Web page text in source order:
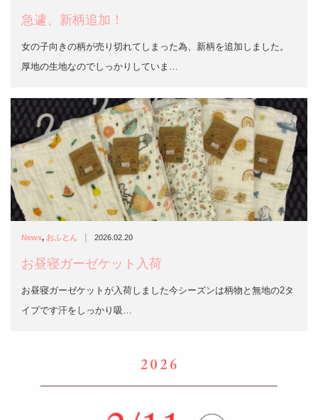
急遽、新柄追加！
女の子向きの柄が売り切れてしまった為、新柄を追加しました。
厚地の生地なのでしっかりしていま…
News, おふとん | 2026.02.20
お昼寝ガーゼケット入荷
お昼寝ガーゼケットが入荷しました今シーズンは柄物と無地の2タ
イプです汗をしっかり吸…